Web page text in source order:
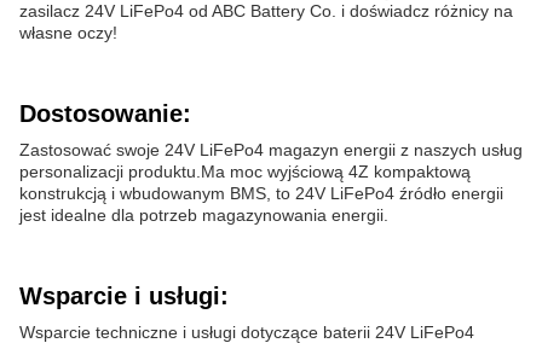
zasilacz 24V LiFePo4 od ABC Battery Co. i doświadcz różnicy na
własne oczy!
Dostosowanie:
Zastosować swoje 24V LiFePo4 magazyn energii z naszych usług
personalizacji produktu.Ma moc wyjściową 4Z kompaktową
konstrukcją i wbudowanym BMS, to 24V LiFePo4 źródło energii
jest idealne dla potrzeb magazynowania energii.
Wsparcie i usługi:
Wsparcie techniczne i usługi dotyczące baterii 24V LiFePo4